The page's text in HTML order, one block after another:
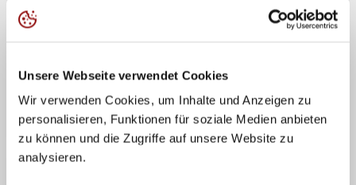
Unsere Webseite verwendet Cookies
Wir verwenden Cookies, um Inhalte und Anzeigen zu
personalisieren, Funktionen für soziale Medien anbieten
zu können und die Zugriffe auf unsere Website zu
analysieren.
Alle Volleyball-Fans können das Quartett der United
KLICKEN)unterstützen.